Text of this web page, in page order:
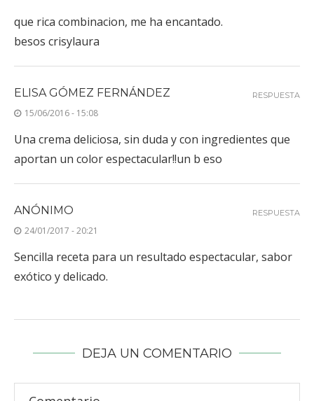
que rica combinacion, me ha encantado.
besos crisylaura
ELISA GÓMEZ FERNÁNDEZ
15/06/2016 - 15:08
Una crema deliciosa, sin duda y con ingredientes que
aportan un color espectacular!!un b eso
RESPUESTA
ANÓNIMO
24/01/2017 - 20:21
Sencilla receta para un resultado espectacular, sabor
exótico y delicado.
RESPUESTA
DEJA UN COMENTARIO